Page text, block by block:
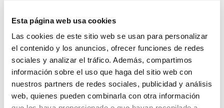
Esta página web usa cookies
Las cookies de este sitio web se usan para personalizar
el contenido y los anuncios, ofrecer funciones de redes
sociales y analizar el tráfico. Además, compartimos
información sobre el uso que haga del sitio web con
nuestros partners de redes sociales, publicidad y análisis
web, quienes pueden combinarla con otra información
943569236
Ver clínica